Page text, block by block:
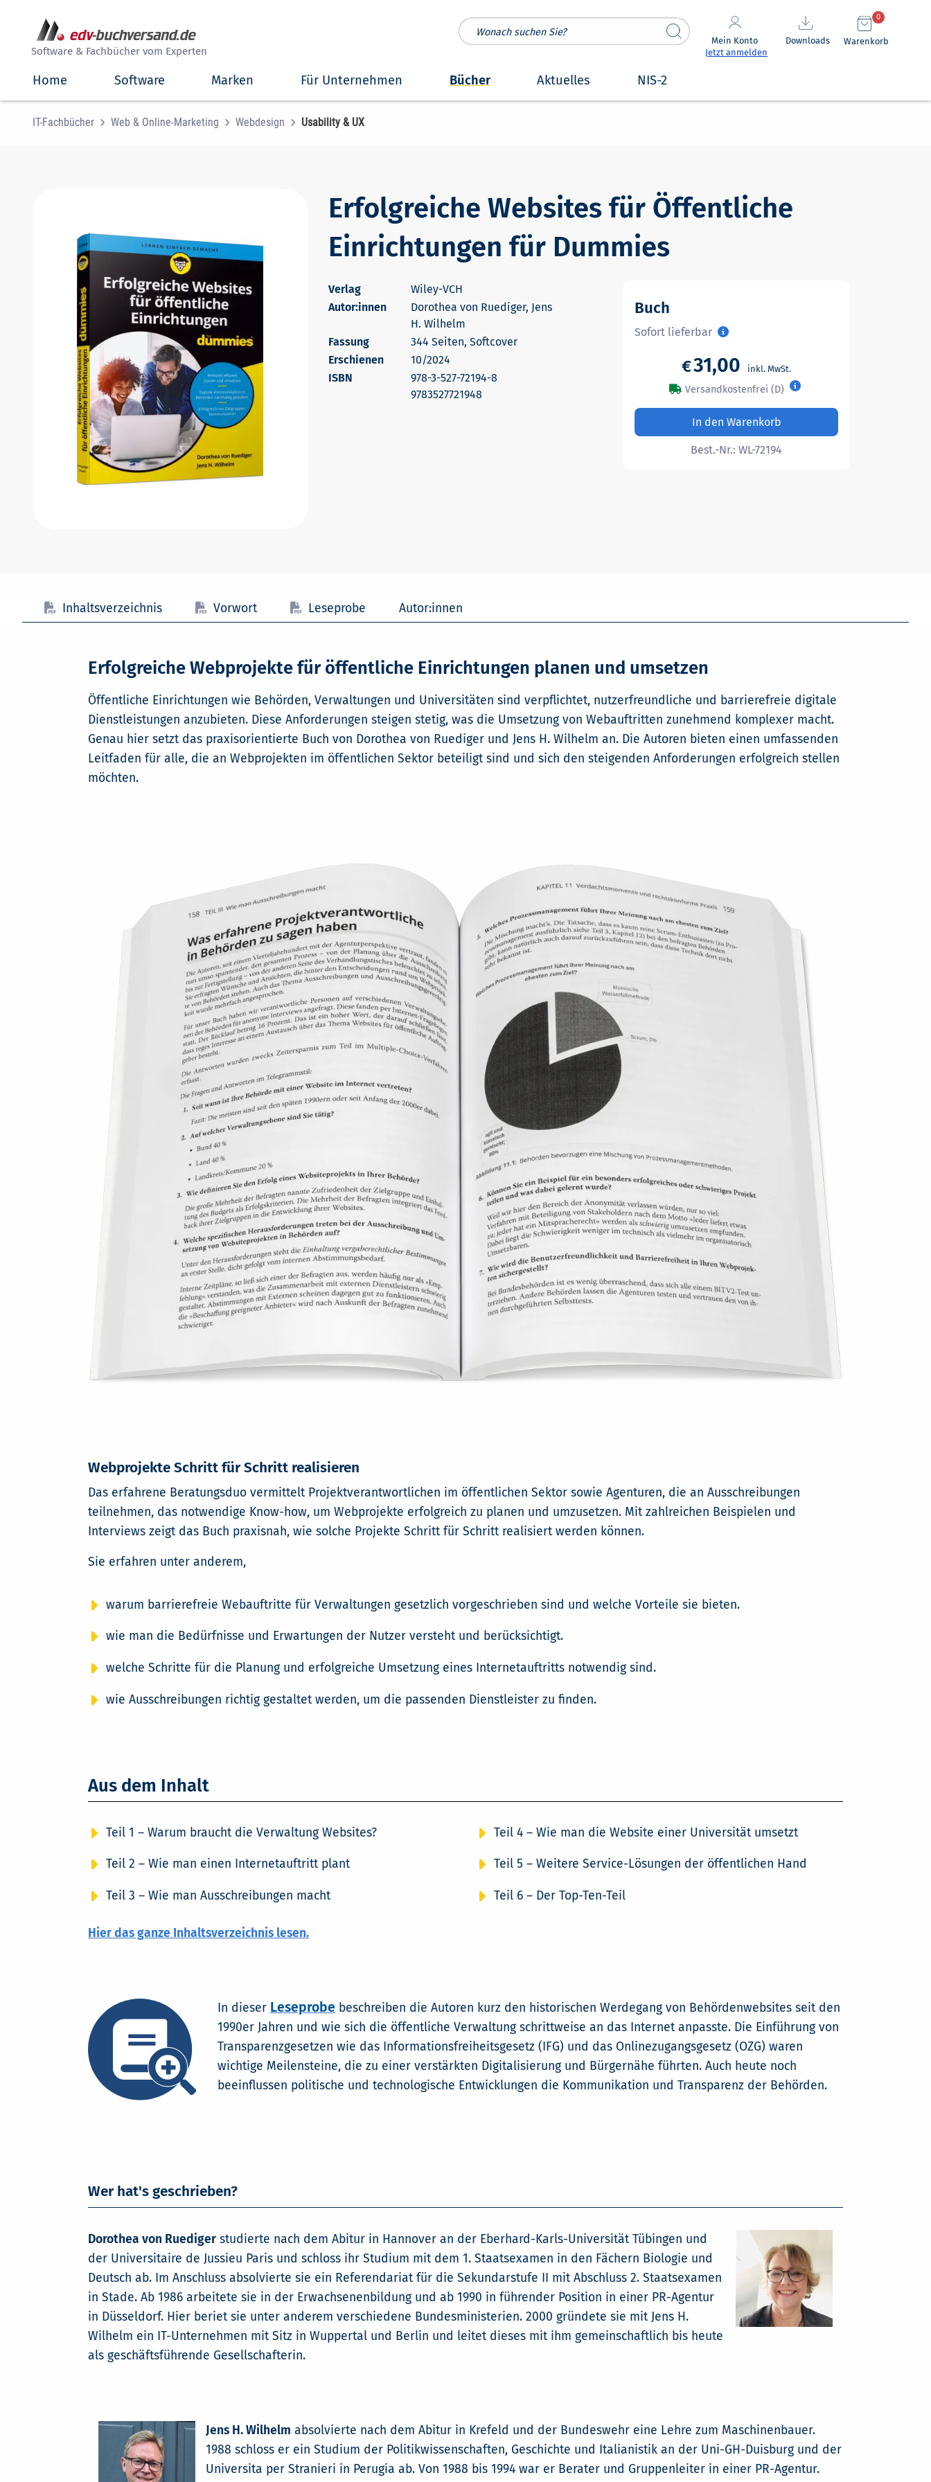
Software & Fachbücher vom Experten
Mein Konto
Jetzt anmelden
Downloads Warenkorb
0
Home Software Marken Für Unternehmen Bücher Aktuelles NIS-2
IT-Fachbücher Web & Online-Marketing Webdesign Usability & UX
Erfolgreiche Websites für Öffentliche
Einrichtungen für Dummies
Wiley-VCH
Autor:innen
Dorothea von Ruediger, Jens
H. Wilhelm
344 Seiten, Softcover
Erschienen
10/2024
978-3-527-72194-8
9783527721948
Buch
Sofort lieferbar
€31,00
Versandkostenfrei (D)
In den Warenkorb
Best.-Nr.:WL-72194
Inhaltsverzeichnis Vorwort Leseprobe Autor:innen
Erfolgreiche Webprojekte für öffentliche Einrichtungen planen und umsetzen
Öffentliche Einrichtungen wie Behörden, Verwaltungen und Universitäten sind verpflichtet, nutzerfreundliche und barrierefreie digitale
Dienstleistungen anzubieten. Diese Anforderungen steigen stetig, was die Umsetzung von Webauftritten zunehmend komplexer macht.
Genau hier setzt das praxisorientierte Buch von Dorothea von Ruediger und Jens H. Wilhelm an. Die Autoren bieten einen umfassenden
Leitfaden für alle, die an Webprojekten im öffentlichen Sektor beteiligt sind und sich den steigenden Anforderungen erfolgreich stellen
möchten.
Webprojekte Schritt für Schritt realisieren
Das erfahrene Beratungsduo vermittelt Projektverantwortlichen im öffentlichen Sektor sowie Agenturen, die an Ausschreibungen
teilnehmen, das notwendige Know-how, um Webprojekte erfolgreich zu planen und umzusetzen. Mit zahlreichen Beispielen und
Interviews zeigt das Buch praxisnah, wie solche Projekte Schritt für Schritt realisiert werden können.
Sie erfahren unter anderem,
warum barrierefreie Webauftritte für Verwaltungen gesetzlich vorgeschrieben sind und welche Vorteile sie bieten.
wie man die Bedürfnisse und Erwartungen der Nutzer versteht und berücksichtigt.
welche Schritte für die Planung und erfolgreiche Umsetzung eines Internetauftritts notwendig sind.
wie Ausschreibungen richtig gestaltet werden, um die passenden Dienstleister zu finden.
Aus dem Inhalt
Teil 1 – Warum braucht die Verwaltung Websites?
Teil 2 – Wie man einen Internetauftritt plant
Teil 3 – Wie man Ausschreibungen macht
Teil 4 – Wie man die Website einer Universität umsetzt
Teil 5 – Weitere Service-Lösungen der öffentlichen Hand
Teil 6 – Der Top-Ten-Teil
Hier das ganze Inhaltsverzeichnis lesen.
In dieser Leseprobe beschreiben die Autoren kurz den historischen Werdegang von Behördenwebsites seit den
1990er Jahren und wie sich die öffentliche Verwaltung schrittweise an das Internet anpasste. Die Einführung von
Transparenzgesetzen wie das Informationsfreiheitsgesetz (IFG) und das Onlinezugangsgesetz (OZG) waren
wichtige Meilensteine, die zu einer verstärkten Digitalisierung und Bürgernähe führten. Auch heute noch
beeinflussen politische und technologische Entwicklungen die Kommunikation und Transparenz der Behörden.
Wer hat's geschrieben?
Dorothea von Ruedigerstudierte nach dem Abitur in Hannover an der Eberhard-Karls-Universität Tübingen und
der Universitaire de Jussieu Paris und schloss ihr Studium mit dem 1. Staatsexamen in den Fächern Biologie und
Deutsch ab. Im Anschluss absolvierte sie ein Referendariat für die Sekundarstufe II mit Abschluss 2. Staatsexamen
in Stade. Ab 1986 arbeitete sie in der Erwachsenenbildung und ab 1990 in führender Position in einer PR-Agentur
in Düsseldorf. Hier beriet sie unter anderem verschiedene Bundesministerien. 2000 gründete sie mit Jens H.
Wilhelm ein IT-Unternehmen mit Sitz in Wuppertal und Berlin und leitet dieses mit ihm gemeinschaftlich bis heute
als geschäftsführende Gesellschafterin.
Jens H. Wilhelm absolvierte nach dem Abitur in Krefeld und der Bundeswehr eine Lehre zum Maschinenbauer.
1988 schloss er ein Studium der Politikwissenschaften, Geschichte und Italianistik an der Uni-GH-Duisburg und der
Universita per Stranieri in Perugia ab. Von 1988 bis 1994 war er Berater und Gruppenleiter in einer PR-Agentur.